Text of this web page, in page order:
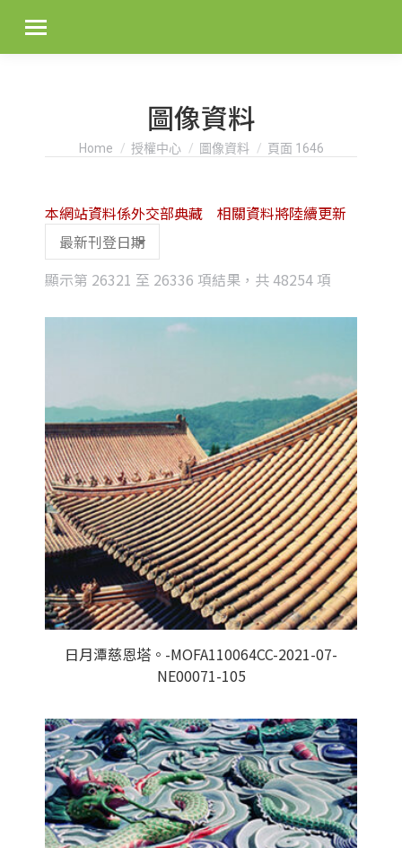
圖像資料
You are here:
Home 授權中心 圖像資料 頁面 1646
顯示第 26321 至 26336 項結果，共 48254 項
latest
本網站資料係外交部典藏 相關資料將陸續更新
日月潭慈恩塔。-MOFA110064CC-2021-07-
NE00071-105